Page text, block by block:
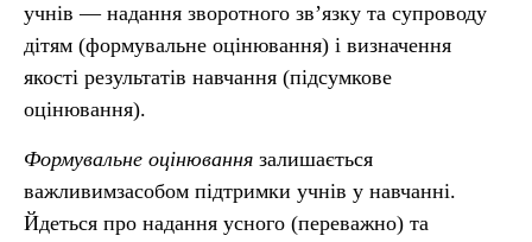
учнів — надання зворотного зв’язку та супроводу
дітям (формувальне оцінювання) і визначення
якості результатів навчання (підсумкове
оцінювання).
Формувальне оцінювання залишається
важливимзасобом підтримки учнів у навчанні.
Йдеться про надання усного (переважно) та